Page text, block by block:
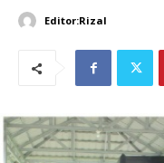
Editor:Rizal